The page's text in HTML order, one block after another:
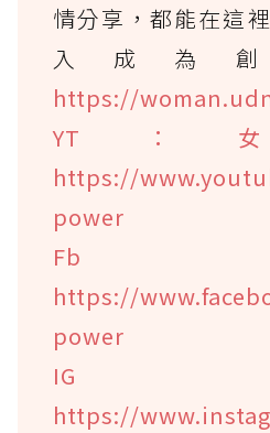
情分享，都能在這
入成為
https://
YT：
https://
power
Fb
https://
power
IG
https://